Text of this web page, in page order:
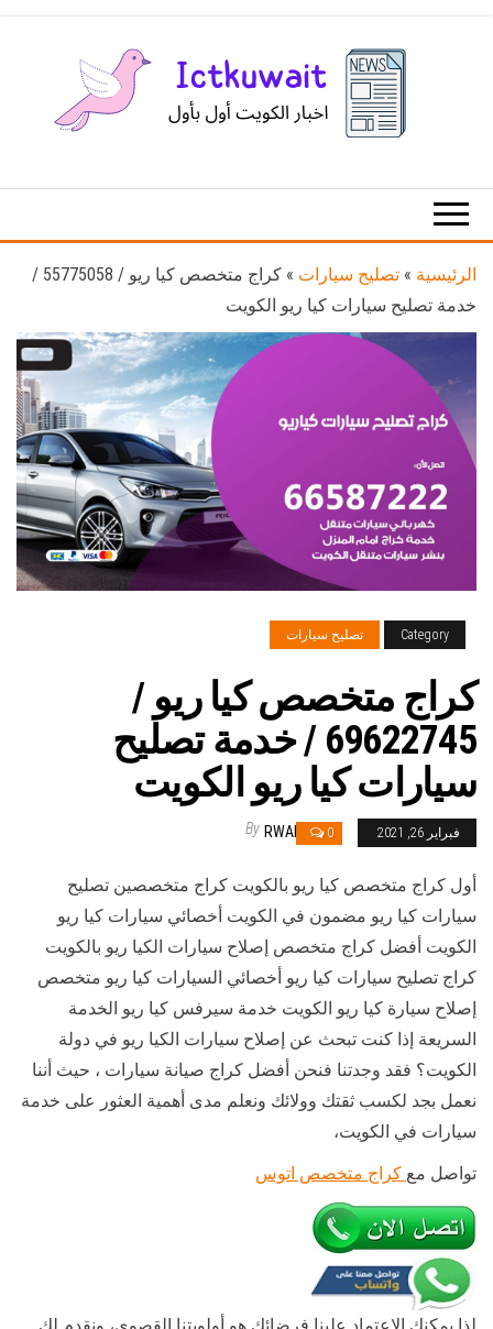
الكويت
الرئيسية » تصليح سيارات »
كراج متخصص كيا ريو / 55775058 /
خدمة تصليح سيارات كيا ريو الكويت
Category تصليح سيارات
كراج متخصص كيا ريو /
69622745‬ / خدمة تصليح
سيارات كيا ريو الكويت
فبراير 26, 2021 0
By RWAN
أول كراج متخصص كيا ريو بالكويت كراج متخصصين تصليح
سيارات كيا ريو مضمون في الكويت أخصائي سيارات كيا ريو
الكويت أفضل كراج متخصص إصلاح سيارات الكيا ريو بالكويت
كراج تصليح سيارات كيا ريو أخصائي السيارات كيا ريو متخصص
إصلاح سيارة كيا ريو الكويت خدمة سيرفس كيا ريو الخدمة
السريعة إذا كنت تبحث عن إصلاح سيارات الكيا ريو في دولة
الكويت؟ فقد وجدتنا فنحن أفضل كراج صيانة سيارات ، حيث أننا
نعمل بجد لكسب ثقتك وولائك ونعلم مدى أهمية العثور على خدمة
سيارات في الكويت،
تواصل مع كراج متخصص اتوس